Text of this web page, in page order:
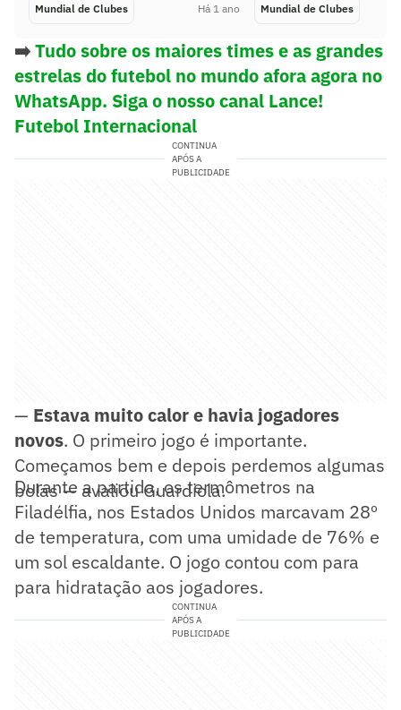
Mundial de Clubes Há 1 ano Mundial de Clubes
➡️Tudo sobre os maiores times e as grandes
estrelas do futebol no mundo afora agora no
WhatsApp. Siga o nosso canal Lance!
Futebol Internacional
CONTINUA
APÓS A
PUBLICIDADE
— Estava muito calor e havia jogadores
novos. O primeiro jogo é importante.
Começamos bem e depois perdemos algumas
bolas — avaliou Guardiola.
Durante a partida, os termômetros na
Filadélfia, nos Estados Unidos marcavam 28º
de temperatura, com uma umidade de 76% e
um sol escaldante. O jogo contou com para
para hidratação aos jogadores.
CONTINUA
APÓS A
PUBLICIDADE